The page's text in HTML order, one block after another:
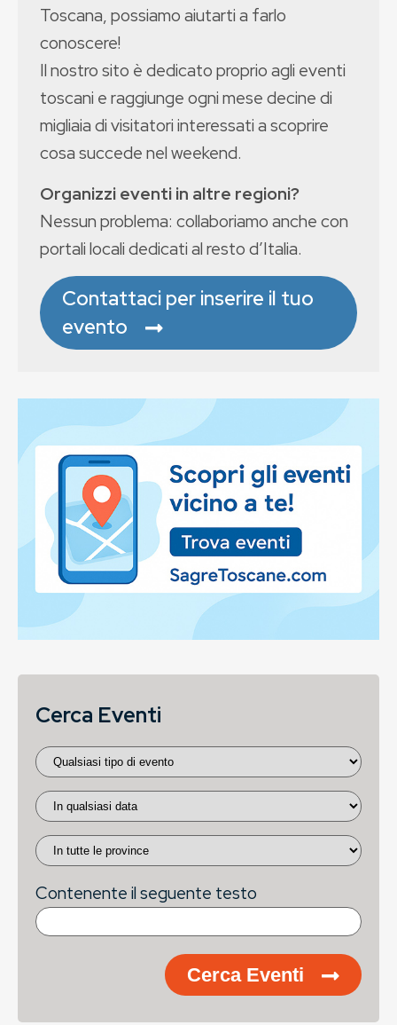
Toscana, possiamo aiutarti a farlo
conoscere!
Il nostro sito è dedicato proprio agli eventi
toscani e raggiunge ogni mese decine di
migliaia di visitatori interessati a scoprire
cosa succede nel weekend.
Organizzi eventi in altre regioni?
Nessun problema: collaboriamo anche con
portali locali dedicati al resto d’Italia.
Contattaci per inserire il tuo
evento
Cerca Eventi
Contenente il seguente testo
Cerca Eventi